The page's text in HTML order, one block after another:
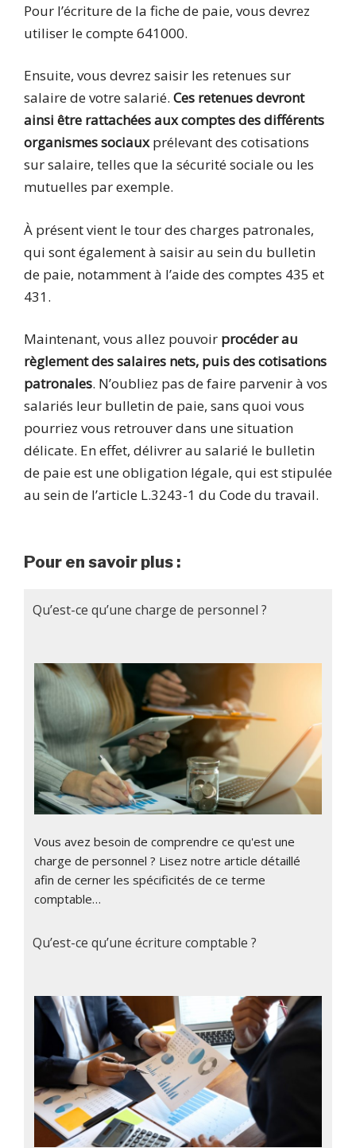
Pour l’écriture de la fiche de paie, vous devrez
utiliser le compte 641000.
Ensuite, vous devrez saisir les retenues sur
salaire de votre salarié. Ces retenues devront
ainsi être rattachées aux comptes des différents
organismes sociauxprélevant des cotisations
sur salaire, telles que la sécurité sociale ou les
mutuelles par exemple.
À présent vient le tour des charges patronales,
qui sont également à saisir au sein du bulletin
de paie, notamment à l’aide des comptes 435 et
431.
Maintenant, vous allez pouvoir procéder au
règlement des salaires nets, puis des cotisations
patronales. N’oubliez pas de faire parvenir à vos
salariés leur bulletin de paie, sans quoi vous
pourriez vous retrouver dans une situation
délicate. En effet, délivrer au salarié le bulletin
de paie est une obligation légale, qui est stipulée
au sein de l’article L.3243-1 du Code du travail.
Pour en savoir plus :
Qu’est-ce qu’une charge de personnel ?
Vous avez besoin de comprendre ce qu'est une
charge de personnel ? Lisez notre article détaillé
afin de cerner les spécificités de ce terme
comptable…
Qu’est-ce qu’une écriture comptable ?